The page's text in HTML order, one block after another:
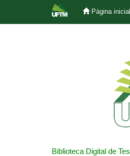
Página inicial
Biblioteca Digital de